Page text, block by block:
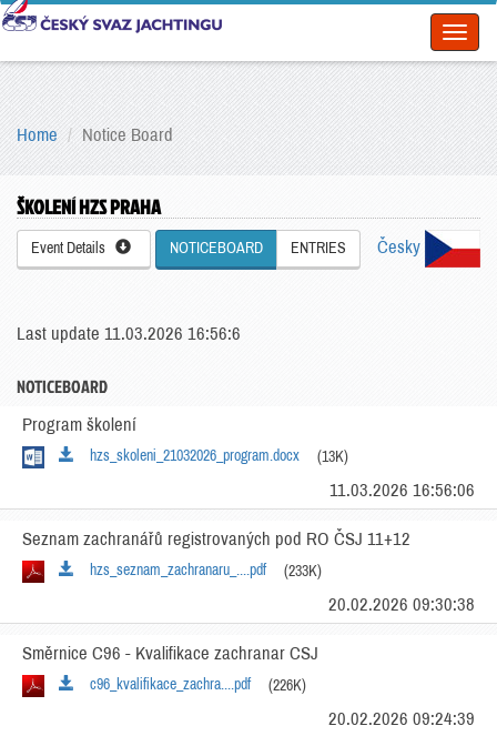
Home Notice Board
ŠKOLENÍ HZS PRAHA
Event Details NOTICEBOARD ENTRIES Česky
Last update 11.03.2026 16:56:6
NOTICEBOARD
Program školení
hzs_skoleni_21032026_program.docx (13K)
11.03.2026 16:56:06
Seznam zachranářů registrovaných pod RO ČSJ 11+12
hzs_seznam_zachranaru_....pdf (233K)
20.02.2026 09:30:38
Směrnice C96 - Kvalifikace zachranar CSJ
c96_kvalifikace_zachra....pdf (226K)
20.02.2026 09:24:39